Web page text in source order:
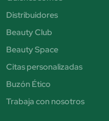
Distribuidores
Beauty Club
Beauty Space
Citas personalizadas
Buzón Ético
Trabaja con nosotros